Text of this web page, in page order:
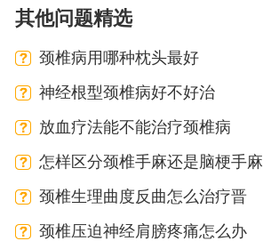
其他问题精选
颈椎病用哪种枕头最好
神经根型颈椎病好不好治
放血疗法能不能治疗颈椎病
怎样区分颈椎手麻还是脑梗手麻
颈椎生理曲度反曲怎么治疗晋
颈椎压迫神经肩膀疼痛怎么办